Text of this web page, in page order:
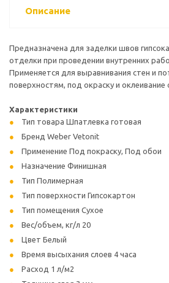
Описание
Предназначена для заделки швов
отделки при проведении внутренних
Применяется для выравнивания стен и
поверхностям, под окраску и оклеивание
Характеристики
Тип товара Шпатлевка готовая
Бренд Weber Vetonit
Применение Под покраску, Под обои
Назначение Финишная
Тип Полимерная
Тип поверхности Гипсокартон
Тип помещения Сухое
Вес/объем, кг/л 20
Цвет Белый
Время высыхания слоев 4 часа
Расход 1 л/м2